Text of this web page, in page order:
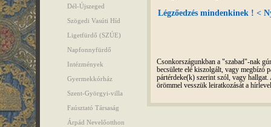
Dél-Újszeged
Szögedi Vasúti Híd
Ligetfürdő (SZÚE)
Napfonnyfürdő
Intézmények
Gyermekkórház
Szent-Györgyi-villa
Faúsztató Társaság
Árpád Nevelőotthon
Légzőedzés mindenkinek ! <
Csonkországunkban a "szabad"-nak
becsülete elé kiszolgált, vagy megbízó
pártérdeke(k) szerint szól, vagy
örömmel vesszük leiratkozását a